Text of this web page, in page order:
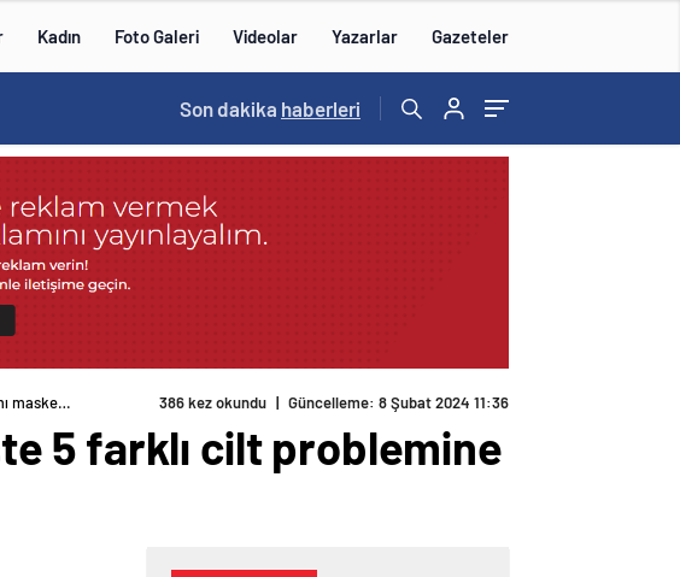
Kadın Foto Galeri Videolar Yazarlar Gazeteler
Son dakika haberleri
maske… 386 kez okundu | Güncelleme: 8 Şubat 2024 11:36
5 farklı cilt problemine